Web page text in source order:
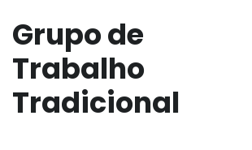
Grupo de
Trabalho
Tradicional